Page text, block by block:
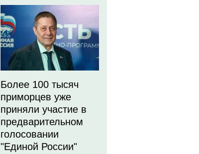
Более 100 тысяч
приморцев уже
приняли участие в
предварительном
голосовании
"Единой России"